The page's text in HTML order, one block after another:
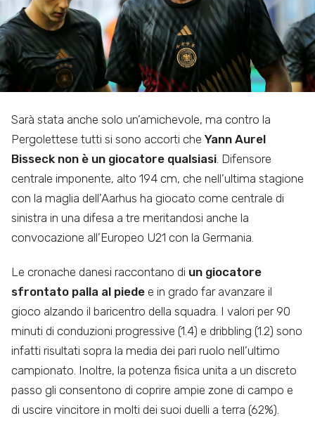
Sarà stata anche solo un’amichevole, ma contro la
Pergolettese tutti si sono accorti che Yann Aurel
Bisseck non è un giocatore qualsiasi. Difensore
centrale imponente, alto 194 cm, che nell’ultima stagione
con la maglia dell’Aarhus ha giocato come centrale di
sinistra in una difesa a tre meritandosi anche la
convocazione all’Europeo U21 con la Germania.
Le cronache danesi raccontano di un giocatore
sfrontato palla al piede e in grado far avanzare il
gioco alzando il baricentro della squadra. I valori per 90
minuti di conduzioni progressive (1.4) e dribbling (1.2) sono
infatti risultati sopra la media dei pari ruolo nell’ultimo
campionato. Inoltre, la potenza fisica unita a un discreto
passo gli consentono di coprire ampie zone di campo e
di uscire vincitore in molti dei suoi duelli a terra (62%).